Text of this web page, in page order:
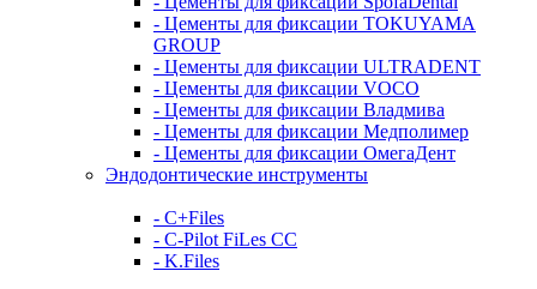
- Цементы для фиксации TOKUYAMA
GROUP
- Цементы для фиксации ULTRADENT
- Цементы для фиксации VOCO
- Цементы для фиксации Владмива
- Цементы для фиксации Медполимер
- Цементы для фиксации ОмегаДент
Эндодонтические инструменты
- C+Files
- C-Pilot FiLes CC
- K.Files